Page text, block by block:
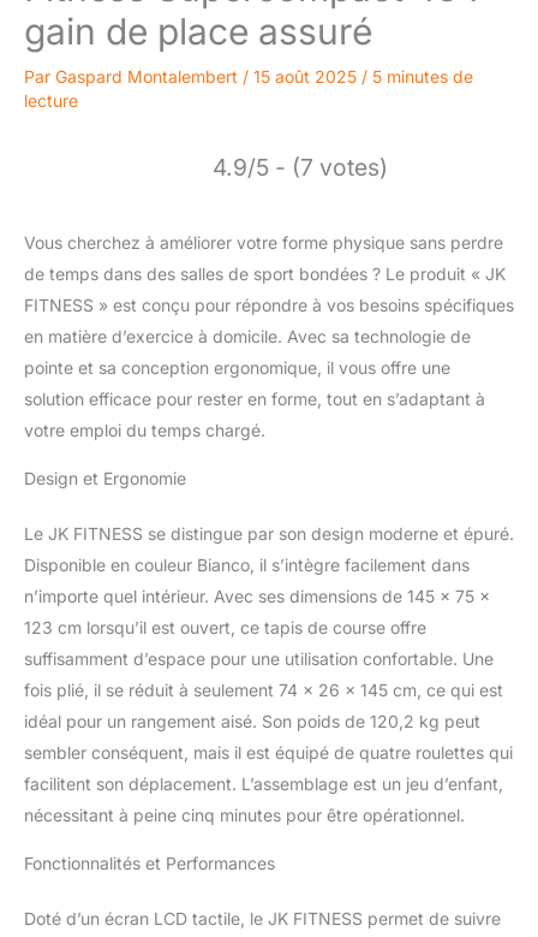
gain de place assuré
Par Gaspard Montalembert / 15 août 2025 / 5 minutes de
lecture
4.9/5 - (7 votes)
Vous cherchez à améliorer votre forme physique sans perdre
de temps dans des salles de sport bondées ? Le produit « JK
FITNESS » est conçu pour répondre à vos besoins spécifiques
en matière d’exercice à domicile. Avec sa technologie de
pointe et sa conception ergonomique, il vous offre une
solution efficace pour rester en forme, tout en s’adaptant à
votre emploi du temps chargé.
Design et Ergonomie
Le JK FITNESS se distingue par son design moderne et épuré.
Disponible en couleur Bianco, il s’intègre facilement dans
n’importe quel intérieur. Avec ses dimensions de 145 x 75 x
123 cm lorsqu’il est ouvert, ce tapis de course offre
suffisamment d’espace pour une utilisation confortable. Une
fois plié, il se réduit à seulement 74 x 26 x 145 cm, ce qui est
idéal pour un rangement aisé. Son poids de 120,2 kg peut
sembler conséquent, mais il est équipé de quatre roulettes qui
facilitent son déplacement. L’assemblage est un jeu d’enfant,
nécessitant à peine cinq minutes pour être opérationnel.
Fonctionnalités et Performances
Doté d’un écran LCD tactile, le JK FITNESS permet de suivre